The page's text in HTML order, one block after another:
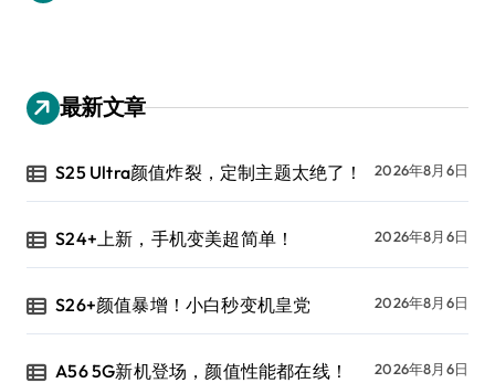
最新文章
S25 Ultra颜值炸裂，定制主题太绝了！ 2026年8月6日
S24+上新，手机变美超简单！ 2026年8月6日
S26+颜值暴增！小白秒变机皇党 2026年8月6日
A56 5G新机登场，颜值性能都在线！ 2026年8月6日